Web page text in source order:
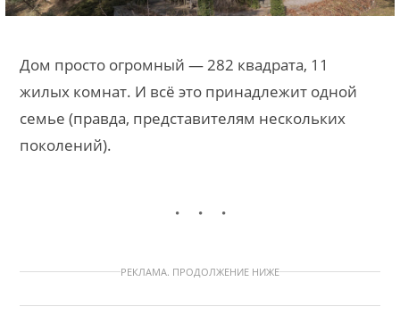
Дом просто огромный — 282 квадрата, 11
жилых комнат. И всё это принадлежит одной
семье (правда, представителям нескольких
поколений).
РЕКЛАМА. ПРОДОЛЖЕНИЕ НИЖЕ